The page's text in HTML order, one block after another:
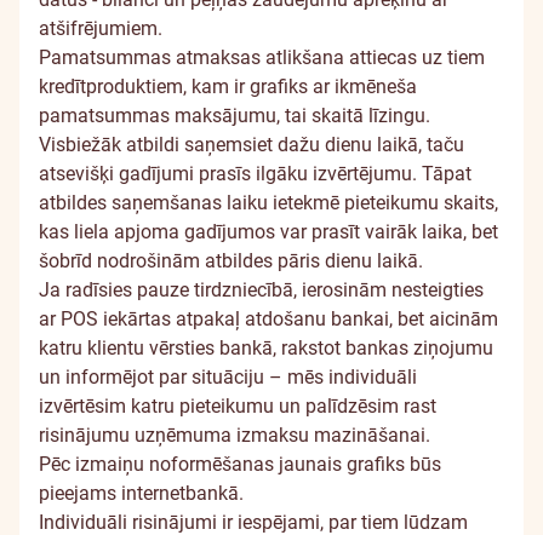
atšifrējumiem.
Pamatsummas atmaksas atlikšana attiecas uz tiem
kredītproduktiem, kam ir grafiks ar ikmēneša
pamatsummas maksājumu, tai skaitā līzingu.
Visbiežāk atbildi saņemsiet dažu dienu laikā, taču
atsevišķi gadījumi prasīs ilgāku izvērtējumu. Tāpat
atbildes saņemšanas laiku ietekmē pieteikumu skaits,
kas liela apjoma gadījumos var prasīt vairāk laika, bet
šobrīd nodrošinām atbildes pāris dienu laikā.
Ja radīsies pauze tirdzniecībā, ierosinām nesteigties
ar POS iekārtas atpakaļ atdošanu bankai, bet aicinām
katru klientu vērsties bankā, rakstot bankas ziņojumu
un informējot par situāciju – mēs individuāli
izvērtēsim katru pieteikumu un palīdzēsim rast
risinājumu uzņēmuma izmaksu mazināšanai.
Pēc izmaiņu noformēšanas jaunais grafiks būs
pieejams internetbankā.
Individuāli risinājumi ir iespējami, par tiem lūdzam